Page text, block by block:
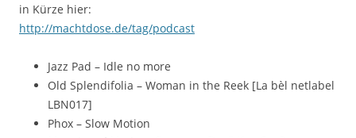
in Kürze hier:
http://machtdose.de/tag/podcast
Jazz Pad – Idle no more
Old Splendifolia – Woman in the Reek [La bèl netlabel
LBN017]
Phox – Slow Motion